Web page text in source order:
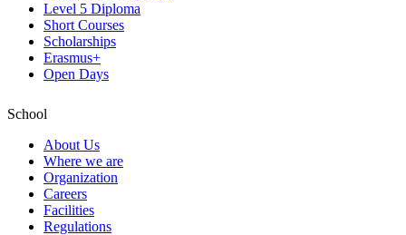
Level 5 Diploma
Short Courses
Scholarships
Erasmus+
Open Days
School
About Us
Where we are
Organization
Careers
Facilities
Regulations